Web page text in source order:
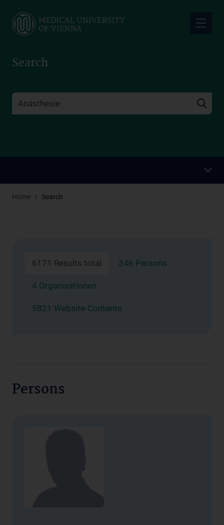
main
Search
Home Search
6171 Results total 346 Persons
4 Organisationen
5821 Website-Contents
Persons